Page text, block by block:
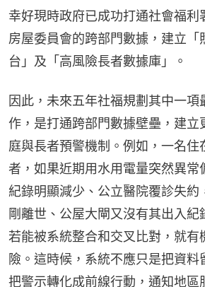
幸好現時政府已成功打通社會福利
房屋委員會的跨部門數據，建立「
台」及「高風險長者數據庫」。
因此，未來五年社福規劃其中一項
作，是打通跨部門數據壁壘，建立
庭與長者預警機制。例如，一名住
者，如果近期用水用電量突然異常
紀錄明顯減少、公立醫院覆診失約
剛離世、公屋大閘又沒有其出入紀
若能被系統整合和交叉比對，就有
險。這時候，系統不應只是把資料
把警示轉化成前線行動，通知地區